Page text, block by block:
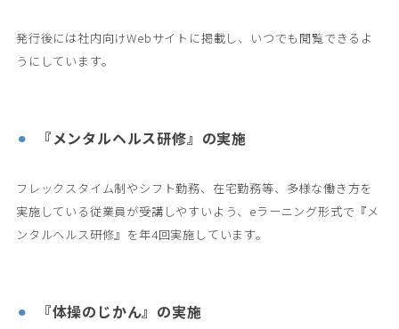
発行後には社内向けWebサイトに掲載し、いつでも閲覧できるよ
うにしています。
『メンタルヘルス研修』の実施
フレックスタイム制やシフト勤務、在宅勤務等、多様な働き方を
実施している従業員が受講しやすいよう、eラーニング形式で『メ
ンタルヘルス研修』を年4回実施しています。
『体操のじかん』の実施